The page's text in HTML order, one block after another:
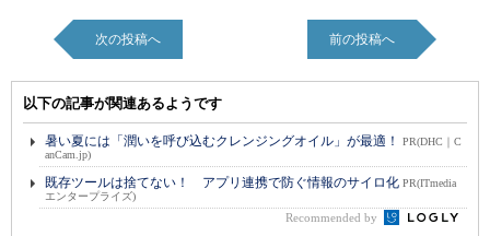
次の投稿へ 前の投稿へ
以下の記事が関連あるようです
暑い夏には「潤いを呼び込むクレンジングオイル」が最適！
PR(DHC｜C
anCam.jp)
既存ツールは捨てない！ アプリ連携で防ぐ情報のサイロ化 PR(ITmedia
エンタープライズ)
Recommended by